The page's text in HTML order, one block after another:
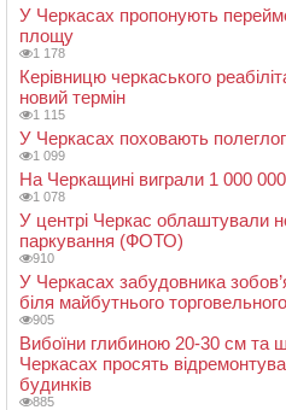
У Черкасах пропонують
площу
1 178
Керівницю черкаського
новий термін
1 115
У Черкасах поховають
1 099
На Черкащині виграли 1 000
1 078
У центрі Черкас облаштували
паркування (ФОТО)
910
У Черкасах забудовника
біля майбутнього
905
Вибоїни глибиною 20-30 см та
Черкасах просять
будинків
885